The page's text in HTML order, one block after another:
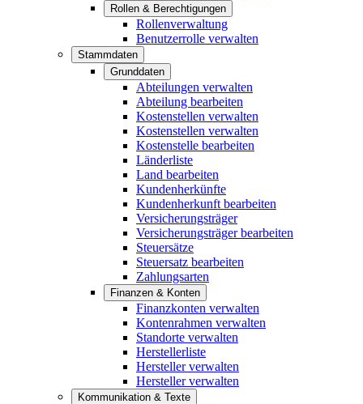
Rollen & Berechtigungen
Rollenverwaltung
Benutzerrolle verwalten
Stammdaten
Grunddaten
Abteilungen verwalten
Abteilung bearbeiten
Kostenstellen verwalten
Kostenstellen verwalten
Kostenstelle bearbeiten
Länderliste
Land bearbeiten
Kundenherkünfte
Kundenherkunft bearbeiten
Versicherungsträger
Versicherungsträger bearbeiten
Steuersätze
Steuersatz bearbeiten
Zahlungsarten
Finanzen & Konten
Finanzkonten verwalten
Kontenrahmen verwalten
Standorte verwalten
Herstellerliste
Hersteller verwalten
Hersteller verwalten
Kommunikation & Texte